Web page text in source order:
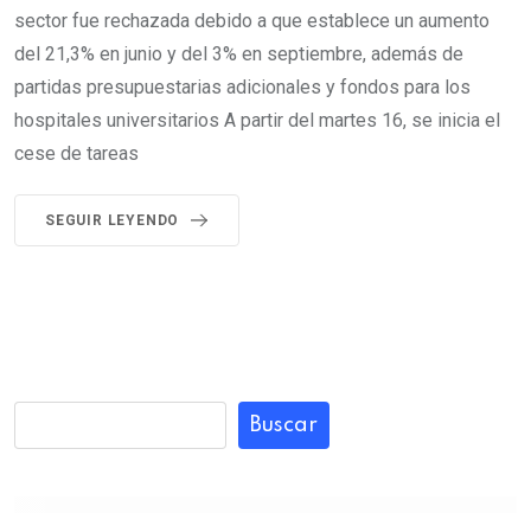
sector fue rechazada debido a que establece un aumento
del 21,3% en junio y del 3% en septiembre, además de
partidas presupuestarias adicionales y fondos para los
hospitales universitarios A partir del martes 16, se inicia el
cese de tareas
SEGUIR LEYENDO
Buscar